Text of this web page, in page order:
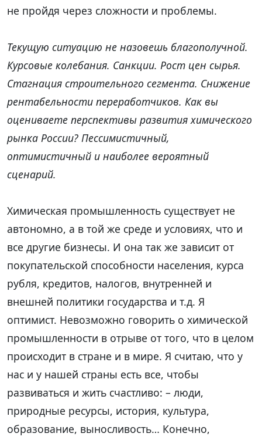
не пройдя через сложности и проблемы.
Текущую ситуацию не назовешь благополучной.
Курсовые колебания. Санкции. Рост цен сырья.
Стагнация строительного сегмента. Снижение
рентабельности переработчиков. Как вы
оцениваете перспективы развития химического
рынка России? Пессимистичный,
оптимистичный и наиболее вероятный
сценарий.
Химическая промышленность существует не
автономно, а в той же среде и условиях, что и
все другие бизнесы. И она так же зависит от
покупательской способности населения, курса
рубля, кредитов, налогов, внутренней и
внешней политики государства и т.д. Я
оптимист. Невозможно говорить о химической
промышленности в отрыве от того, что в целом
происходит в стране и в мире. Я считаю, что у
нас и у нашей страны есть все, чтобы
развиваться и жить счастливо: – люди,
природные ресурсы, история, культура,
образование, выносливость… Конечно,